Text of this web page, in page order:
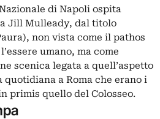
di Napoli ospita
Jill Mulleady, dal titolo
non vista come il pathos
umano, ma come
scenica legata a quell’aspetto
a Roma che erano i
primis quello del Colosseo.